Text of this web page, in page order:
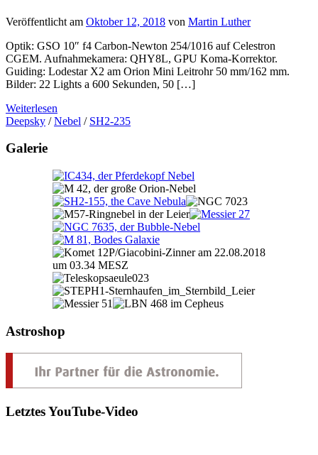
Veröffentlicht am Oktober 12, 2018 von Martin Luther
Optik: GSO 10″ f4 Carbon-Newton 254/1016 auf Celestron
CGEM. Aufnahmekamera: QHY8L, GPU Koma-Korrektor.
Guiding: Lodestar X2 am Orion Mini Leitrohr 50 mm/162 mm.
Bilder: 22 Lights a 600 Sekunden, 50 […]
Weiterlesen
Deepsky /Nebel / SH2-235
Galerie
Astroshop
Letztes YouTube-Video